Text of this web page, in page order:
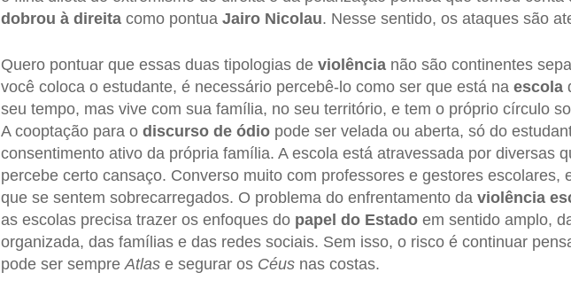
dobrou à direitacomo pontua Jairo Nicolau. Nesse sentido, os ataques são
Quero pontuar que essas duas tipologias de violêncianão são continentes
você coloca o estudante, é necessário percebê-lo como ser que está na escola
seu tempo, mas vive com sua família, no seu território, e tem o próprio círculo
A cooptação para o discurso de ódiopode ser velada ou aberta, só do
consentimento ativo da própria família. A escola está atravessada por diversas
percebe certo cansaço. Converso muito com professores e gestores escolares,
que se sentem sobrecarregados. O problema do enfrentamento da violência
as escolas precisa trazer os enfoques do papel do Estadoem sentido amplo,
organizada, das famílias e das redes sociais. Sem isso, o risco é continuar
pode ser sempre Atlase segurar os Céusnas costas.